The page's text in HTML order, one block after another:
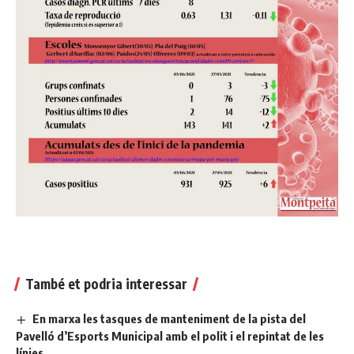
També et podria interessar
En marxa les tasques de manteniment de la pista del
Pavelló d’Esports Municipal amb el polit i el repintat de les